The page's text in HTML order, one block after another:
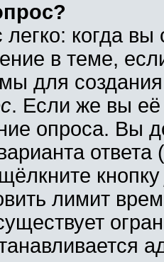
когда
в теме,
для
. Если же вы её
опроса. Вы
ответа
лимит